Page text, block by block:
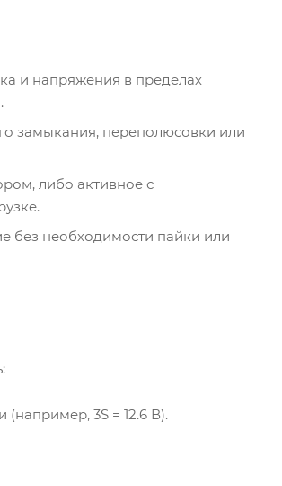
и напряжения в пределах
замыкания, переполюсовки или
либо активное с
без необходимости пайки или
3S = 12.6 В).